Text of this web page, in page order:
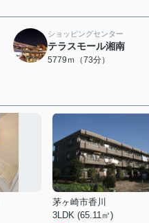
ショッピングセンター
テラスモール湘南
5779ｍ（73分）
茅ヶ崎市香川
3LDK (65.11㎡)